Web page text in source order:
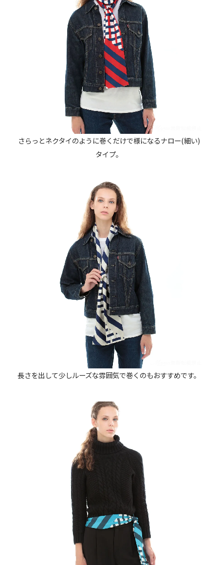
さらっとネクタイのように巻くだけで様になるナロー(細い)
タイプ。
長さを出して少しルーズな雰囲気で巻くのもおすすめです。